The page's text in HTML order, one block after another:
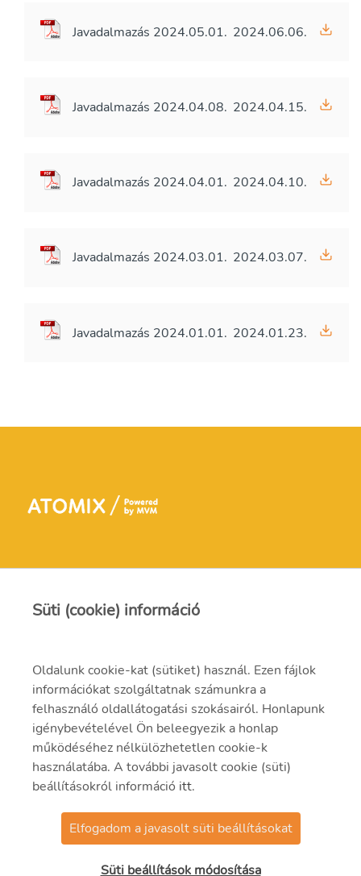
Javadalmazás 2024.05.01. 2024.06.06.
Javadalmazás 2024.04.08. 2024.04.15.
Javadalmazás 2024.04.01. 2024.04.10.
Javadalmazás 2024.03.01. 2024.03.07.
Javadalmazás 2024.01.01. 2024.01.23.
Kapcsolat
7030 Paks, hrsz.: 8803/17.
Telefon: 75/501-510, Fax: 75/501-555
© 2021 MVM Zrt.
Süti (cookie) információ
Oldalunk cookie-kat (sütiket) használ. Ezen fájlok
információkat szolgáltatnak számunkra a
felhasználó oldallátogatási szokásairól. Honlapunk
igénybevételével Ön beleegyezik a honlap
működéséhez nélkülözhetetlen cookie-k
használatába. A további javasolt cookie (süti)
beállításokról információ itt.
Elfogadom a javasolt süti beállításokat
Süti beállítások módosítása